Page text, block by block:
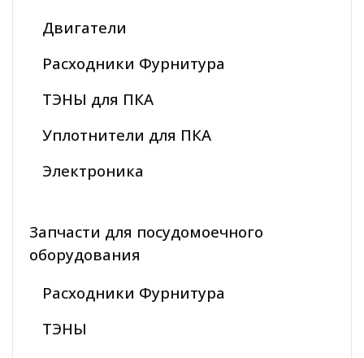
Двигатели
Расходники Фурнитура
ТЭНЫ для ПКА
Уплотнители для ПКА
Электроника
Запчасти для посудомоечного
оборудования
Расходники Фурнитура
ТЭНЫ